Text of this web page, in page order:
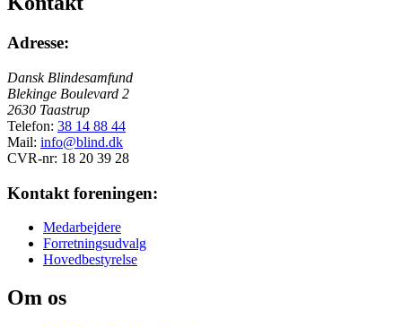
Adresse:
Dansk Blindesamfund
Blekinge Boulevard 2
2630 Taastrup
Telefon: 38 14 88 44
Mail: info@blind.dk
CVR-nr: 18 20 39 28
Kontakt foreningen:
Medarbejdere
Forretningsudvalg
Hovedbestyrelse
Om os